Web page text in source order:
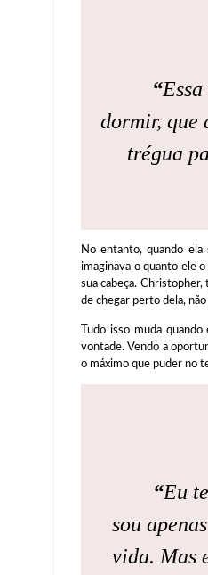
“
dormir, que
trégua
No entanto, quando
imaginava o quanto ele
sua cabeça.
de chegar perto dela,
Tudo isso muda
vontade. Vendo a
o máximo que puder no
“Eu
sou
vida. Mas